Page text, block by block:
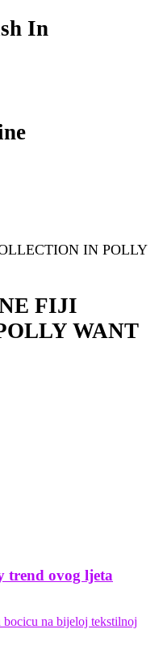
In
FIJI
WANT
trend ovog ljeta